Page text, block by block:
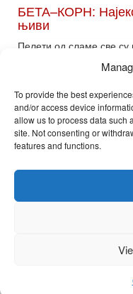
To provide the best
and/or access device
allow us to process data such
site. Not consenting or
features and functions.
БЕТА–КОРН:
њиви
Пелети од сламе све су
потрошачима. Главне
Sadržaj ovog sajta je
kopiranje, objavljivanje